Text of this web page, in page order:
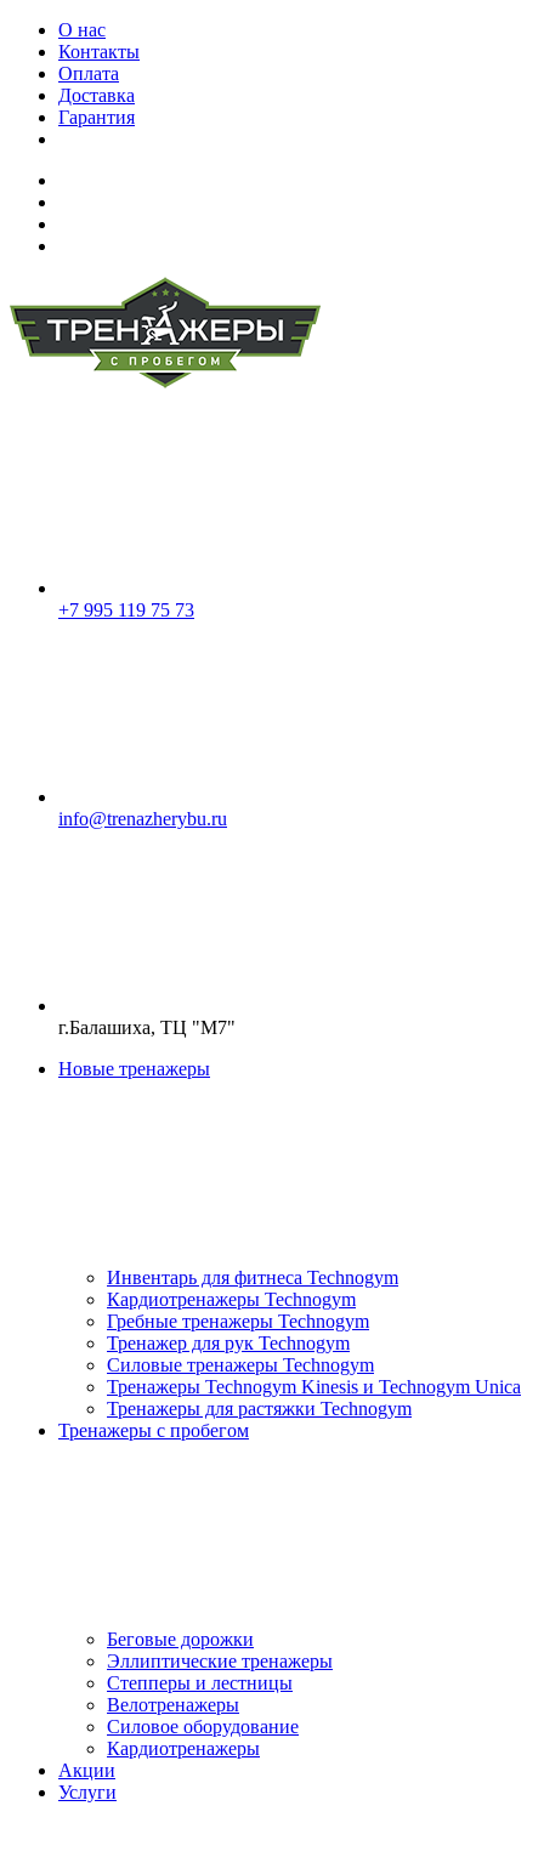
О нас
Контакты
Оплата
Доставка
Гарантия
+7 995 119 75 73
info@trenazherybu.ru
г.Балашиха, ТЦ "М7"
Новые тренажеры
Инвентарь для фитнеса Technogym
Кардиотренажеры Technogym
Гребные тренажеры Technogym
Тренажер для рук Technogym
Силовые тренажеры Technogym
Тренажеры Technogym Kinesis и Technogym Unica
Тренажеры для растяжки Technogym
Тренажеры с пробегом
Беговые дорожки
Эллиптические тренажеры
Степперы и лестницы
Велотренажеры
Силовое оборудование
Кардиотренажеры
Акции
Услуги